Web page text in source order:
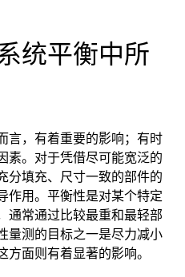
统平衡中所
言，有着重要的影响；有时
素。对于凭借尽可能宽泛的
分填充、尺寸一致的部件的
作用。平衡性是对某个特定
通常通过比较最重和最轻部
量测的目标之一是尽力减小
面则有着显著的影响。